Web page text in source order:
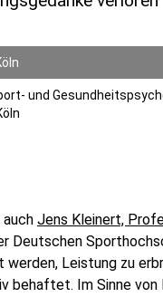
und
Jens Kleinert,
Deutschen
Leistung zu
behaftet. Im Sinne von